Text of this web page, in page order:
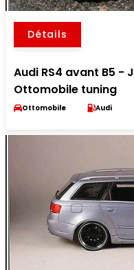
Détails
Audi RS4 avant B5 -
Ottomobile tuning
Ottomobile Audi